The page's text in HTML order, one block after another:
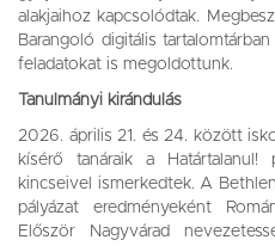
alakjaihoz kapcsolódtak.
Barangoló digitális
feladatokat is megoldottunk.
Tanulmányi kirándulás
2026. április 21. és 24. között
kísérő tanáraik a Határtalanul!
kincseivel ismerkedtek. A
pályázat eredményeként
Először Nagyvárad